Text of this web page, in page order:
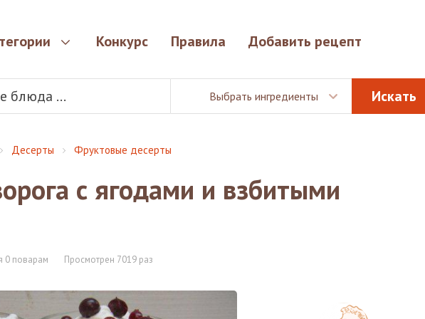
Конкурс Правила Добавить рецепт
Выбрать ингредиенты
Десерты Фруктовые десерты
с ягодами и взбитыми
0 поварам Просмотрен 7019 раз